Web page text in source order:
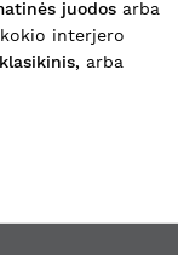
juodos arba
interjero
arba